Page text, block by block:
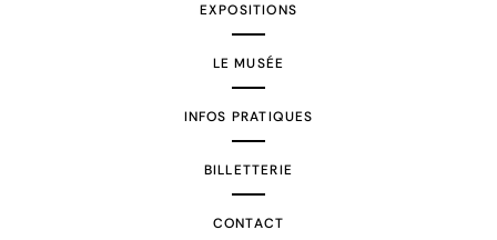
EXPOSITIONS
LE MUSÉE
INFOS PRATIQUES
BILLETTERIE
CONTACT